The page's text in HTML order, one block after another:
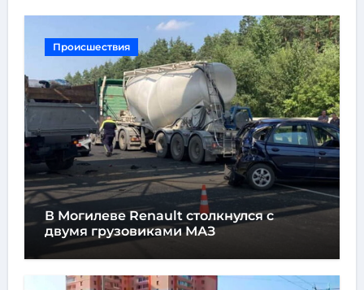
Происшествия
В Могилеве Renault столкнулся с
двумя грузовиками МАЗ